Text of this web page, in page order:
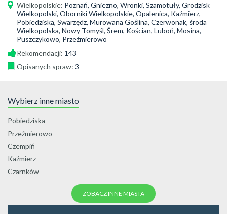
Wielkopolskie: Poznań, Gniezno, Wronki, Szamotuły, Grodzisk
Wielkopolski, Oborniki Wielkopolskie, Opalenica, Kaźmierz,
Pobiedziska, Swarzędz, Murowana Goślina, Czerwonak, środa
Wielkopolska, Nowy Tomyśl, Śrem, Kościan, Luboń, Mosina,
Puszczykowo, Przeźmierowo
Rekomendacji: 143
Opisanych spraw: 3
Wybierz inne miasto
Pobiedziska
Przeźmierowo
Czempiń
Kaźmierz
Czarnków
ZOBACZ INNE MIASTA